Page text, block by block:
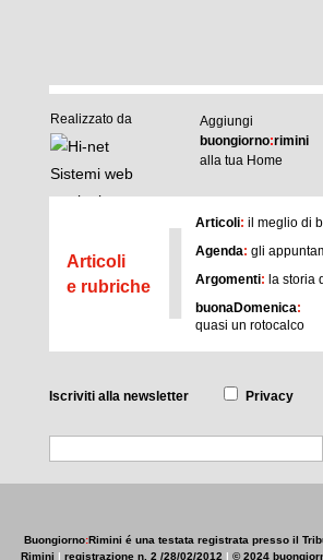
Realizzato da
Aggiungi
buongiorno:rimini
alla tua Home
Articoli
e rubriche
I Articoli: il meglio di
Agenda: gli
Argomenti: la storia
buonaDomenica:
quasi un rotocalco
Iscriviti alla newsletter Privacy
Buongiorno:Rimini é una testata registrata presso il
Rimini | registrazione n. 2 /28/02/2012 | © 2024